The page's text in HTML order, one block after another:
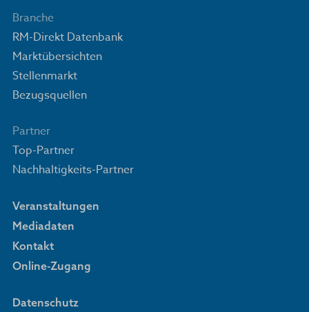
Branche
RM-Direkt Datenbank
Marktübersichten
Stellenmarkt
Bezugsquellen
Partner
Top-Partner
Nachhaltigkeits-Partner
Veranstaltungen
Mediadaten
Kontakt
Online-Zugang
Datenschutz